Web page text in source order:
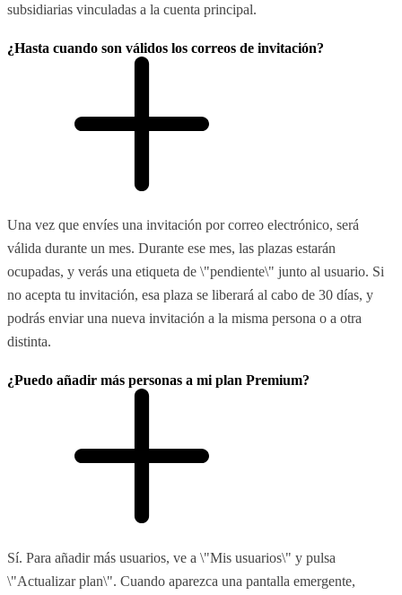
subsidiarias vinculadas a la cuenta principal.
¿Hasta cuando son válidos los correos de invitación?
Una vez que envíes una invitación por correo electrónico, será
válida durante un mes. Durante ese mes, las plazas estarán
ocupadas, y verás una etiqueta de \"pendiente\" junto al usuario. Si
no acepta tu invitación, esa plaza se liberará al cabo de 30 días, y
podrás enviar una nueva invitación a la misma persona o a otra
distinta.
¿Puedo añadir más personas a mi plan Premium?
Sí. Para añadir más usuarios, ve a \"Mis usuarios\" y pulsa
\"Actualizar plan\". Cuando aparezca una pantalla emergente,